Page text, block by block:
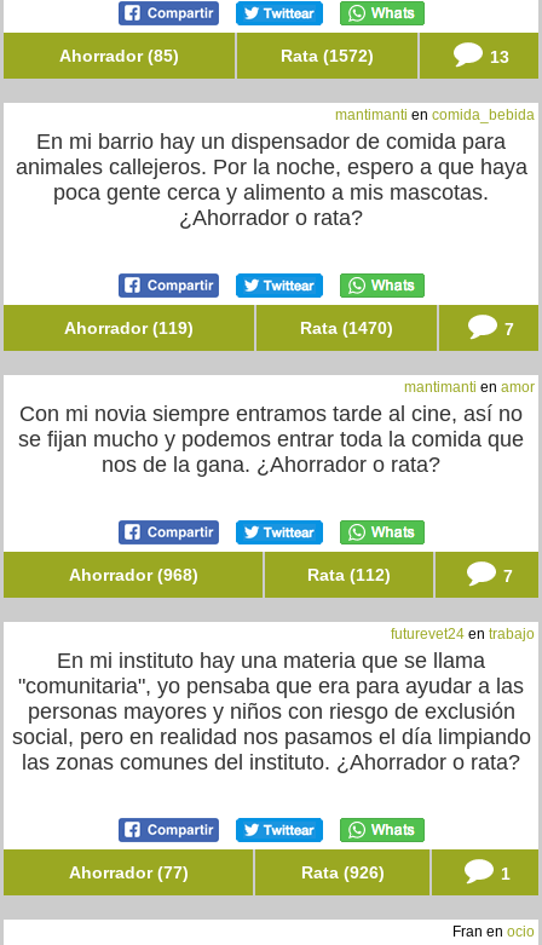
Ahorrador (85) Rata (1572) 13
mantimanti en comida_bebida
En mi barrio hay un dispensador de comida para
animales callejeros. Por la noche, espero a que haya
poca gente cerca y alimento a mis mascotas.
¿Ahorrador o rata?
Ahorrador (119) Rata (1470) 7
mantimanti en amor
Con mi novia siempre entramos tarde al cine, así no
se fijan mucho y podemos entrar toda la comida que
nos de la gana. ¿Ahorrador o rata?
Ahorrador (968) Rata (112) 7
futurevet24 en trabajo
En mi instituto hay una materia que se llama
"comunitaria", yo pensaba que era para ayudar a las
personas mayores y niños con riesgo de exclusión
social, pero en realidad nos pasamos el día limpiando
las zonas comunes del instituto. ¿Ahorrador o rata?
Ahorrador (77) Rata (926) 1
Fran en ocio